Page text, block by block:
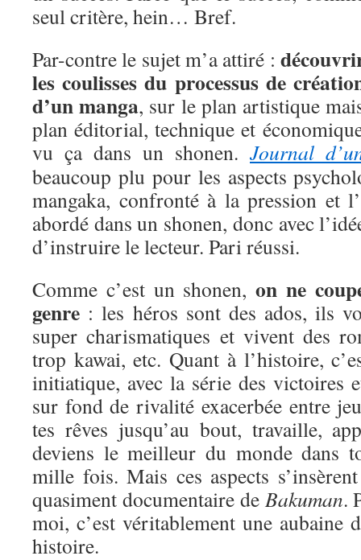
seul critère, hein… Bref.
Par-contre le sujet m’a attiré :
les coulisses du processus de
d’un manga, sur le plan artistique
plan éditorial, technique et
vu ça dans un shonen. Journal
beaucoup plu pour les aspects
mangaka, confronté à la pression et
abordé dans un shonen, donc avec
d’instruire le lecteur. Pari réussi.
Comme c’est un shonen,on ne
genre : les héros sont des ados, ils
super charismatiques et vivent des
trop kawai, etc. Quant à l’histoire,
initiatique, avec la série des victoires
sur fond de rivalité exacerbée entre
tes rêves jusqu’au bout, travaille,
deviens le meilleur du monde dans
mille fois. Mais ces aspects
quasiment documentaire de Bakuman.
moi, c’est véritablement une aubaine
histoire.